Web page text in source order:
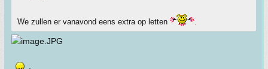
We zullen er vanavond eens extra op letten .